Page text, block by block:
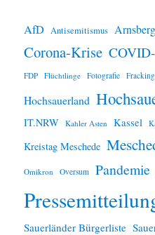
AfD Antisemitismus Arnsberg
Corona-Krise
FDP Flüchtlinge Fotografie Fracking
Hochsauerland
IT.NRW Kahler Asten Kassel
Kreistag Meschede
Omikron Oversum Pandemie
Sauerländer Bürgerliste